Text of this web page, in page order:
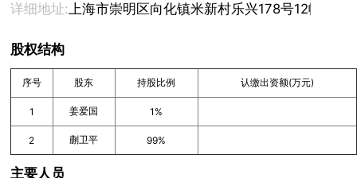
详细地址:上海市崇明区向化镇米新村乐兴178号12幢
股权结构
序号 股东 持股比例 认缴出资额(万元)
1 姜爱国 1%
2 蒯卫平 99%
主要人员